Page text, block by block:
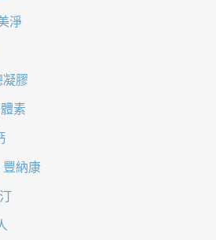
淨
凝膠
素
豐納康